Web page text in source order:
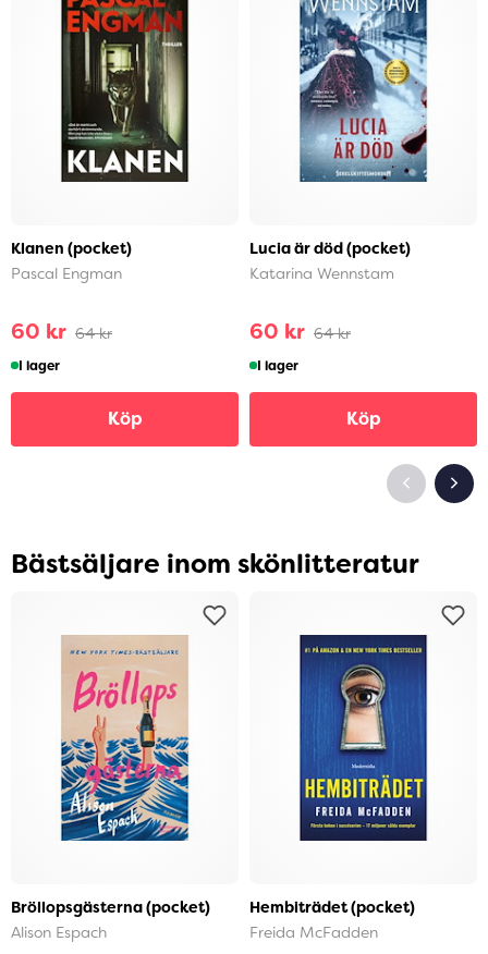
Klanen (pocket)
Pascal Engman
60 kr 64 kr
I lager
Köp
Lucia är död (pocket)
Katarina Wennstam
60 kr 64 kr
I lager
Köp
Bästsäljare inom skönlitteratur
Bröllopsgästerna (pocket)
Alison Espach
Hembiträdet (pocket)
Freida McFadden